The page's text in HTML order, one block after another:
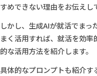
すめできない理由をお伝えし
しかし、生成AIが就活でま
まく活用すれば、就活を効
的な活用方法を紹介します。
具体的なプロンプトも紹介す